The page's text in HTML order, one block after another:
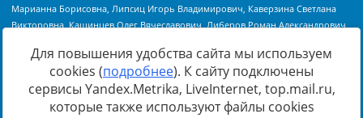
Источник:https://minjust.gov.ru/uploaded/files/reestr-
inostrannyih-agentov-22-03-2024.pdfданные на22.03.2024
Для повышения удобства сайта мы используем
cookies (подробнее). К сайту подключены
сервисы Yandex.Metrika, LiveInternet, top.mail.ru,
которые также используют файлы cookies